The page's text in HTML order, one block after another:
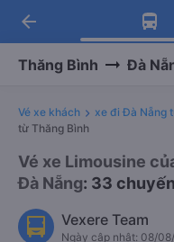
Tải app
Nhận ưu
Tải app
-30k/ghế
arrow_back
Thăng Bình Đà
Vé xe khách xe đi Đà Nẵng
từ Thăng Bình
Vé xe Limousine
Đà Nẵng: 33
Vexere Team
Ngày cập nhật: 08/